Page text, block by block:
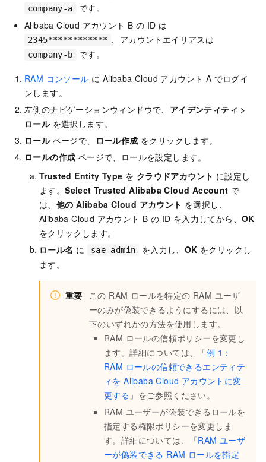
company-a
です。
Alibaba Cloud アカウント B の ID は
2345************ 、アカウントエイリアスは
company-b です。
RAM コンソール に Alibaba Cloud アカウント A でログイ
ンします。
左側のナビゲーションウィンドウで、 アイデンティティ >
ロールを選択します。
ロールページで、 ロール作成 をクリックします。
ロールの作成 ページで、ロールを設定します。
Trusted Entity Type を クラウドアカウント に設定し
ます。Select Trusted Alibaba Cloud Account で
は、 他の Alibaba Cloud アカウント を選択し、
Alibaba Cloud アカウント B の ID を入力してから、 OK
をクリックします。
ロール名 に sae-admin を入力し、 OK をクリックし
ます。
重要
この RAM ロールを特定の RAM ユーザ
ーのみが偽装できるようにするには、以
下のいずれかの方法を使用します。
RAM ロールの信頼ポリシーを変更し
ます。詳細については、「例 1：
RAM ロールの信頼できるエンティテ
ィを Alibaba Cloud アカウントに変
更する 」をご参照ください。
RAM ユーザーが偽装できるロールを
指定する権限ポリシーを変更しま
す。詳細については、「RAM ユーザ
ーが偽装できる RAM ロールを指定